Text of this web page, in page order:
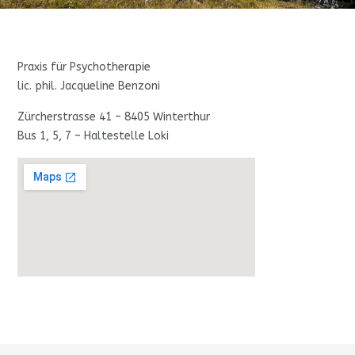
Praxis für Psychotherapie
lic. phil. Jacqueline Benzoni
Zürcherstrasse 41 – 8405 Winterthur
Bus 1, 5, 7 – Haltestelle Loki